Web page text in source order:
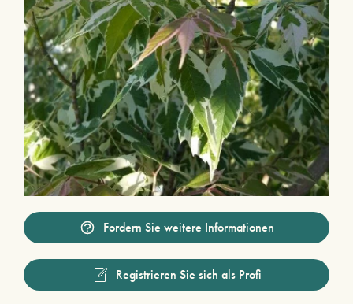
Fordern Sie weitere Informationen
Registrieren Sie sich als Profi